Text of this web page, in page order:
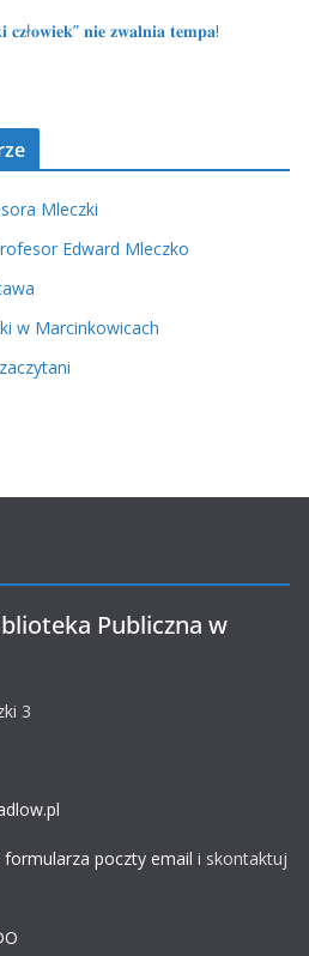
𝐧𝐢𝐞 𝐳𝐰𝐚𝐥𝐧𝐢𝐚 𝐭𝐞𝐦𝐩𝐚!
Mleczki
Edward Mleczko
w Marcinkowicach
Publiczna w
3
formularza poczty email i skontaktuj